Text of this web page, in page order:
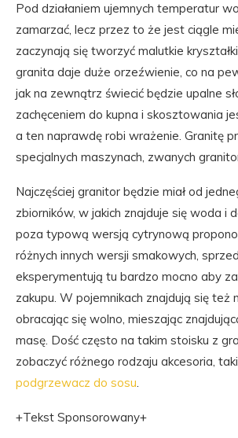
Pod działaniem ujemnych temperatur
zamarzać, lecz przez to że jest ciągle
zaczynają się tworzyć malutkie
granita daje duże orzeźwienie, co na
jak na zewnątrz świecić będzie upalne
zachęceniem do kupna i skosztowania
a ten naprawdę robi wrażenie. Granitę
specjalnych maszynach, zwanych
Najczęściej granitor będzie miał od
zbiorników, w jakich znajduje się woda i
poza typową wersją cytrynową
różnych innych wersji smakowych,
eksperymentują tu bardzo mocno aby
zakupu. W pojemnikach znajdują się też
obracając się wolno, mieszając
masę. Dość często na takim stoisku z
zobaczyć różnego rodzaju akcesoria,
podgrzewacz do sosu.
+Tekst Sponsorowany+